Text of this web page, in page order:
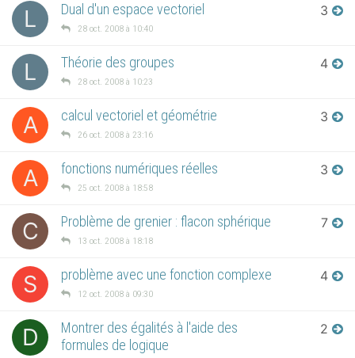
L Dual d'un espace vectoriel
28 oct. 2008 à 10:40
3
L Théorie des groupes
28 oct. 2008 à 10:23
4
A calcul vectoriel et géométrie
26 oct. 2008 à 23:16
3
A fonctions numériques réelles
25 oct. 2008 à 18:58
3
C Problème de grenier : flacon sphérique
13 oct. 2008 à 18:18
7
S problème avec une fonction complexe
12 oct. 2008 à 09:30
4
D
Montrer des égalités à l'aide des
formules de logique
2